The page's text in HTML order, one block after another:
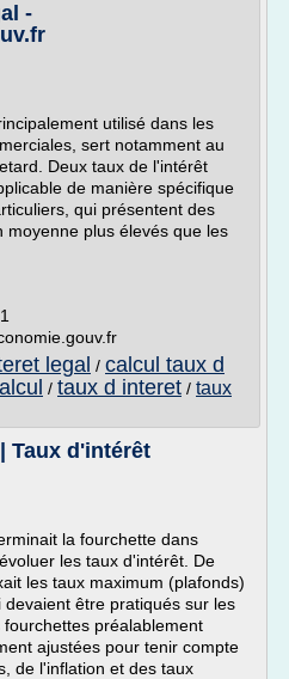
-
utilisé dans les
sert notamment au
Deux taux de l'intérêt
de manière spécifique
qui présentent des
moyenne plus élevés que les
legal / calcul taux d
/ taux d interet / taux
Taux d'intérêt
la fourchette dans
les taux d'intérêt. De
les taux maximum (plafonds)
être pratiqués sur les
préalablement
ajustées pour tenir compte
de l'inflation et des taux